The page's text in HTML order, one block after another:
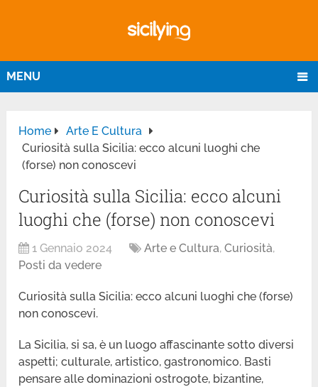
MENU
Home
Arte E Cultura
Curiosità sulla Sicilia: ecco alcuni luoghi che
(forse) non conoscevi
Curiosità sulla Sicilia: ecco alcuni
luoghi che (forse) non conoscevi
1 Gennaio 2024 Arte e Cultura,Curiosità,
Posti da vedere
Curiosità sulla Sicilia: ecco alcuni luoghi che (forse)
non conoscevi.
La Sicilia, si sa, è un luogo affascinante sotto diversi
aspetti; culturale, artistico, gastronomico. Basti
pensare alle dominazioni ostrogote, bizantine,